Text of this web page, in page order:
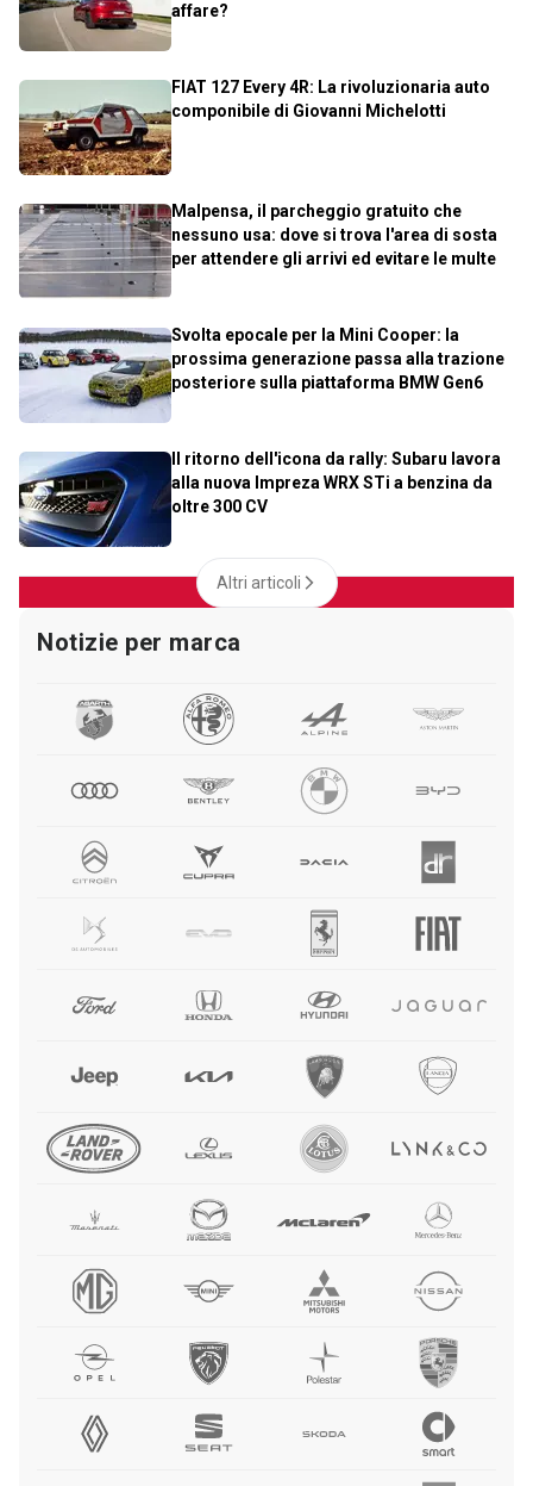
affare?
FIAT 127 Every 4R: La rivoluzionaria auto
componibile di Giovanni Michelotti
Malpensa, il parcheggio gratuito che
nessuno usa: dove si trova l'area di sosta
per attendere gli arrivi ed evitare le multe
Svolta epocale per la Mini Cooper: la
prossima generazione passa alla trazione
posteriore sulla piattaforma BMW Gen6
Il ritorno dell'icona da rally: Subaru lavora
alla nuova Impreza WRX STi a benzina da
oltre 300 CV
Altri articoli
Notizie per marca